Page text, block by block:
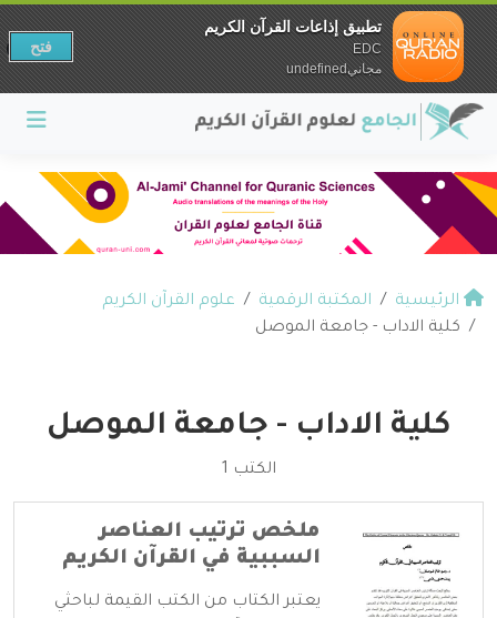
الرئيسية المكتبة الرقمية
علوم القرآن الكريم
كلية الاداب - جامعة الموصل
كلية الاداب - جامعة الموصل
الكتب 1
ملخص ترتيب العناصر
السببية في القرآن الكريم
يعتبر الكتاب من الكتب القيمة لباحثي
تطبيق إذاعات القرآن الكريم
EDC
مجانيundefined
فتح